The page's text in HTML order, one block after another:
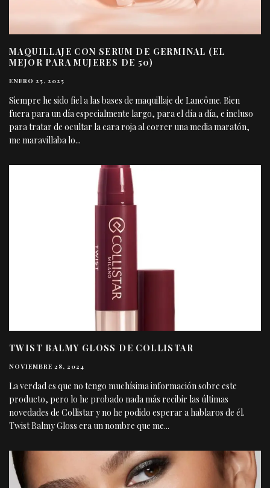
MAQUILLAJE CON SERUM DE GERMINAL (EL
MEJOR PARA MUJERES DE 50)
ENERO 25, 2025
Siempre he sido fiel a las bases de maquillaje de Lancôme. Bien
fuera para un día especialmente largo, para el día a día, e incluso
para tratar de ocultar la cara roja al correr una media maratón,
me maravillaba lo...
TWIST BALMY GLOSS DE COLLISTAR
NOVIEMBRE 28, 2024
La verdad es que no tengo muchísima información sobre este
producto, pero lo he probado nada más recibir las últimas
novedades de Collistar y no he podido esperar a hablaros de él.
Twist Balmy Gloss era un nombre que me...